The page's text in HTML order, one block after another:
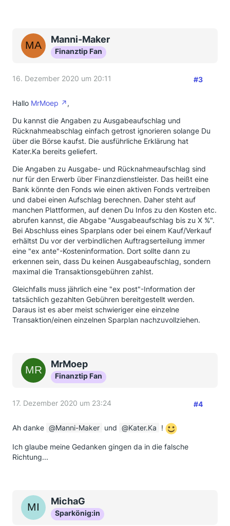
Manni-Maker
Finanztip Fan
16. Dezember 2020 um 20:11 #3
Hallo MrMoep
,
Du kannst die Angaben zu Ausgabeaufschlag und
Rücknahmeabschlag einfach getrost ignorieren solange Du
über die Börse kaufst. Die ausführliche Erklärung hat
Kater.Ka bereits geliefert.
Die Angaben zu Ausgabe- und Rücknahmeaufschlag sind
nur für den Erwerb über Finanzdienstleister. Das heißt eine
Bank könnte den Fonds wie einen aktiven Fonds vertreiben
und dabei einen Aufschlag berechnen. Daher steht auf
manchen Plattformen, auf denen Du Infos zu den Kosten etc.
abrufen kannst, die Abgabe "Ausgabeaufschlag bis zu X %".
Bei Abschluss eines Sparplans oder bei einem Kauf/Verkauf
erhältst Du vor der verbindlichen Auftragserteilung immer
eine "ex ante"-Kosteninformation. Dort sollte dann zu
erkennen sein, dass Du keinen Ausgabeaufschlag, sondern
maximal die Transaktionsgebühren zahlst.
Gleichfalls muss jährlich eine "ex post"-Information der
tatsächlich gezahlten Gebühren bereitgestellt werden.
Daraus ist es aber meist schwieriger eine einzelne
Transaktion/einen einzelnen Sparplan nachzuvollziehen.
MrMoep
Finanztip Fan
17. Dezember 2020 um 23:24 #4
Ah danke Manni-Maker und Kater.Ka !
Ich glaube meine Gedanken gingen da in die falsche
Richtung...
MichaG
Sparkönig:in